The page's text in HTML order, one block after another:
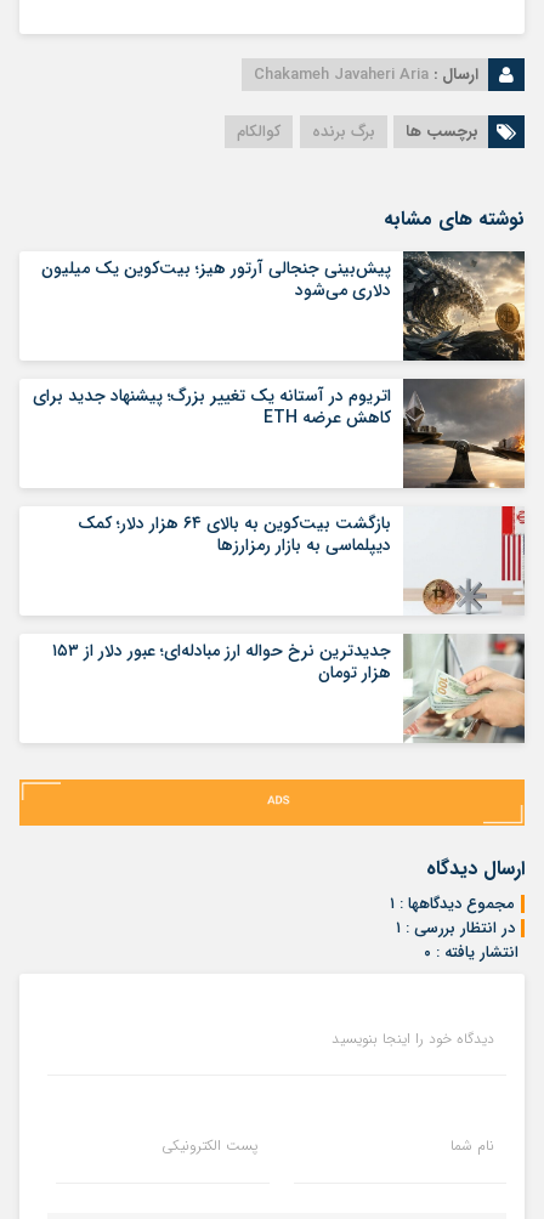
ارسال : Chakameh Javaheri Aria
برچسب ها برگ‌ برنده کوالکام
نوشته های مشابه
پیش‌بینی جنجالی آرتور هیز؛ بیت‌کوین یک میلیون
دلاری می‌شود
اتریوم در آستانه یک تغییر بزرگ؛ پیشنهاد جدید برای
کاهش عرضه ETH
بازگشت بیت‌کوین به بالای ۶۴ هزار دلار؛ کمک
دیپلماسی به بازار رمزارزها
جدیدترین نرخ حواله ارز مبادله‌ای؛ عبور دلار از ۱۵۳
هزار تومان
ارسال دیدگاه
مجموع دیدگاهها : ۱
در انتظار بررسی : ۱
انتشار یافته : ۰
دیدگاه خود را اینجا بنویسید
نام شما پست الکترونیکی